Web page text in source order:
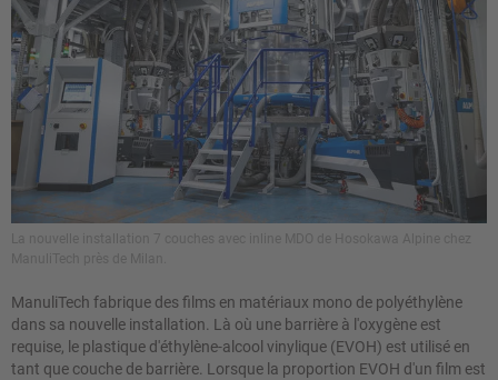
ManuliTech fabrique des films en matériaux mono de polyéthylène
dans sa nouvelle installation. Là où une barrière à l'oxygène est
requise, le plastique d'éthylène-alcool vinylique (EVOH) est utilisé en
tant que couche de barrière. Lorsque la proportion EVOH d'un film est